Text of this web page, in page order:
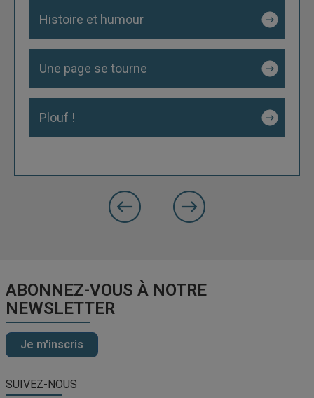
Histoire et humour
Une page se tourne
Plouf !
ABONNEZ-VOUS À NOTRE
NEWSLETTER
Je m'inscris
SUIVEZ-NOUS